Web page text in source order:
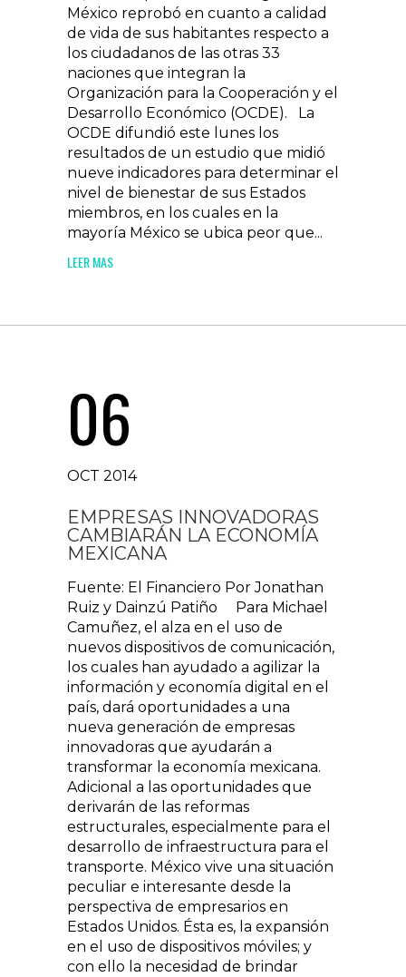
México reprobó en cuanto a calidad
de vida de sus habitantes respecto a
los ciudadanos de las otras 33
naciones que integran la
Organización para la Cooperación y el
Desarrollo Económico (OCDE). La
OCDE difundió este lunes los
resultados de un estudio que midió
nueve indicadores para determinar el
nivel de bienestar de sus Estados
miembros, en los cuales en la
mayoría México se ubica peor que...
LEER MAS
06
OCT 2014
EMPRESAS INNOVADORAS
CAMBIARÁN LA ECONOMÍA
MEXICANA
Fuente: El Financiero Por Jonathan
Ruiz y Dainzú Patiño Para Michael
Camuñez, el alza en el uso de
nuevos dispositivos de comunicación,
los cuales han ayudado a agilizar la
información y economía digital en el
país, dará oportunidades a una
nueva generación de empresas
innovadoras que ayudarán a
transformar la economía mexicana.
Adicional a las oportunidades que
derivarán de las reformas
estructurales, especialmente para el
desarrollo de infraestructura para el
transporte. México vive una situación
peculiar e interesante desde la
perspectiva de empresarios en
Estados Unidos. Ésta es, la expansión
en el uso de dispositivos móviles; y
con ello la necesidad de brindar